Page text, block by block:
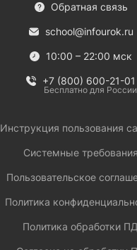
Обратная связь
school@infourok.ru
10:00 – 22:00 мск
+7 (800) 600-21-01
Бесплатно для России
Инструкция пользования
Системные требования
Пользовательское
Политика
Политика обработки ПД